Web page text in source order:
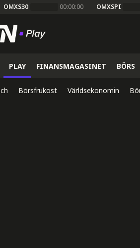
OMXS30 00:00:00 OMXSPI
PLAY FINANSMAGASINET BÖRS
Börsfrukost Världsekonomin